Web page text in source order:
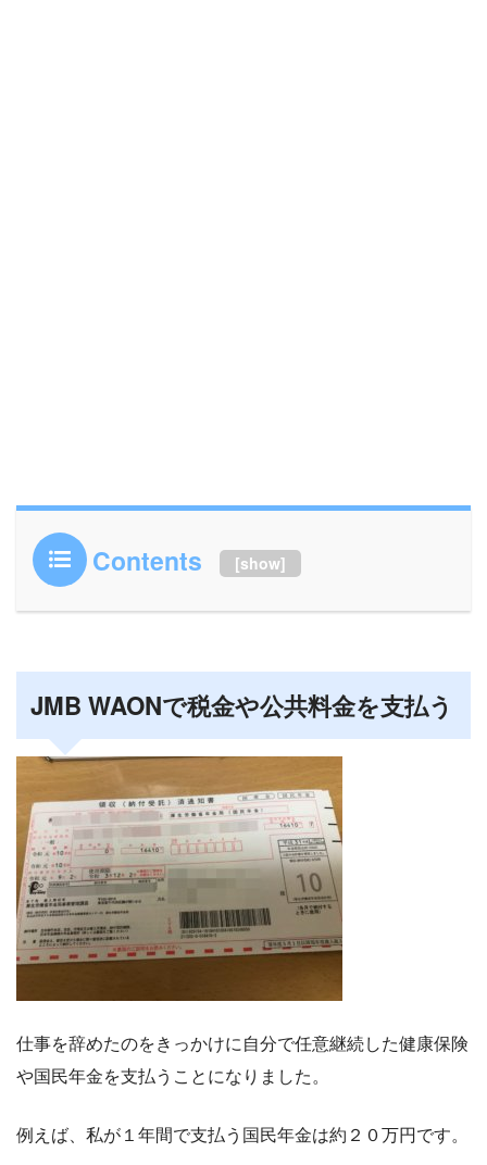
Contents [show]
JMB WAONで税金や公共料金を支払う
仕事を辞めたのをきっかけに自分で任意継続した健康保険
や国民年金を支払うことになりました。
例えば、私が１年間で支払う国民年金は約２０万円です。